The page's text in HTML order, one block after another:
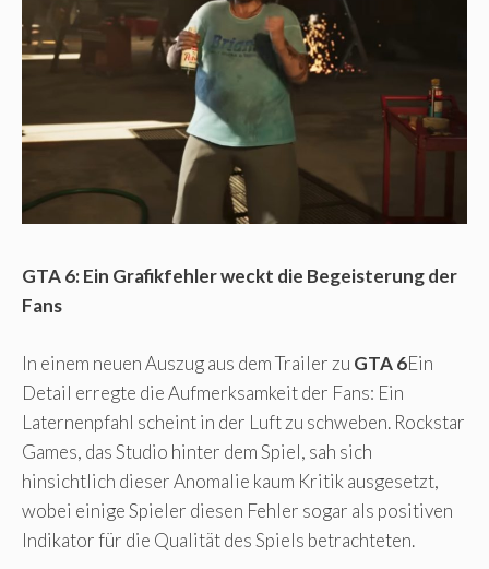
GTA 6: Ein Grafikfehler weckt die Begeisterung der
Fans
In einem neuen Auszug aus dem Trailer zu GTA 6Ein
Detail erregte die Aufmerksamkeit der Fans: Ein
Laternenpfahl scheint in der Luft zu schweben. Rockstar
Games, das Studio hinter dem Spiel, sah sich
hinsichtlich dieser Anomalie kaum Kritik ausgesetzt,
wobei einige Spieler diesen Fehler sogar als positiven
Indikator für die Qualität des Spiels betrachteten.